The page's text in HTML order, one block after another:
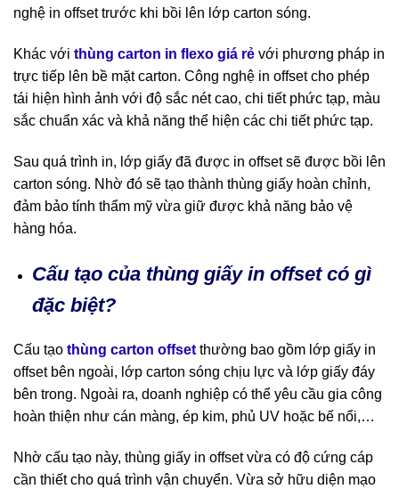
nghệ in offset trước khi bồi lên lớp carton sóng.
Khác với thùng carton in flexo giá rẻ với phương pháp in
trực tiếp lên bề mặt carton. Công nghệ in offset cho phép
tái hiện hình ảnh với độ sắc nét cao, chi tiết phức tạp, màu
sắc chuẩn xác và khả năng thể hiện các chi tiết phức tạp.
Sau quá trình in, lớp giấy đã được in offset sẽ được bồi lên
carton sóng. Nhờ đó sẽ tạo thành thùng giấy hoàn chỉnh,
đảm bảo tính thẩm mỹ vừa giữ được khả năng bảo vệ
hàng hóa.
Cấu tạo của thùng giấy in offset có gì
đặc biệt?
Cấu tạo thùng carton offset thường bao gồm lớp giấy in
offset bên ngoài, lớp carton sóng chịu lực và lớp giấy đáy
bên trong. Ngoài ra, doanh nghiệp có thể yêu cầu gia công
hoàn thiện như cán màng, ép kim, phủ UV hoặc bế nổi,…
Nhờ cấu tạo này, thùng giấy in offset vừa có độ cứng cáp
cần thiết cho quá trình vận chuyển. Vừa sở hữu diện mạo